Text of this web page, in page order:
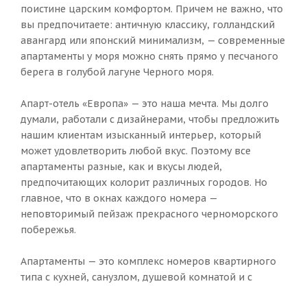
поистине царским комфортом. Причем не важно, что
вы предпочитаете: античную классику, голландский
авангард или японский минимализм, — современные
апартаменты у моря можно снять прямо у песчаного
берега в голубой лагуне Черного моря.
Апарт-отель «Европа» — это наша мечта. Мы долго
думали, работали с дизайнерами, чтобы предложить
нашим клиентам изысканный интерьер, который
может удовлетворить любой вкус. Поэтому все
апартаменты разные, как и вкусы людей,
предпочитающих колорит различных городов. Но
главное, что в окнах каждого номера —
неповторимый пейзаж прекрасного черноморского
побережья.
Апартаменты — это комплекс номеров квартирного
типа с кухней, санузлом, душевой комнатой и с